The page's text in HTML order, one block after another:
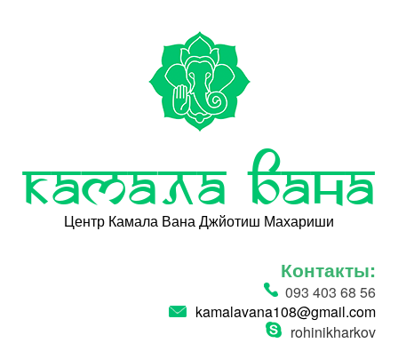
Камала Вана
Центр Камала Вана Джйотиш Махариши
Контакты:
093 403 68 56
kamalavana108@gmail.com
rohinikharkov